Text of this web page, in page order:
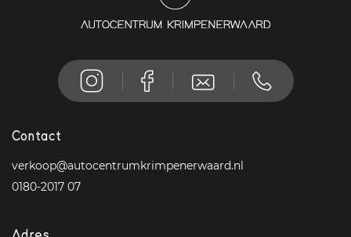
Contact
verkoop@autocentrumkrimpenerwaard.nl
0180-2017 07